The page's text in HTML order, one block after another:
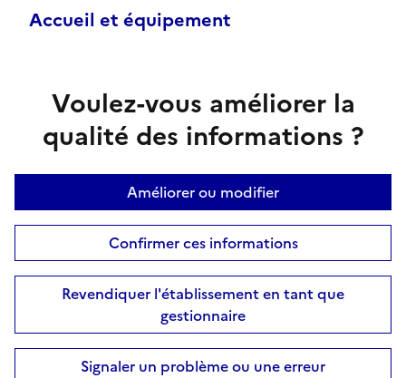
Accueil et équipement
Voulez-vous améliorer la
qualité des informations ?
Améliorer ou modifier
Confirmer ces informations
Revendiquer l'établissement en tant que
gestionnaire
Signaler un problème ou une erreur